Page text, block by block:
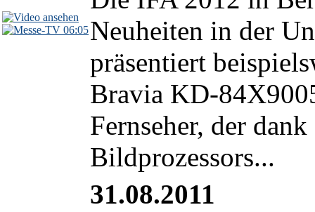
06:05Neuheiten in der
präsentiert
Bravia KD-
Fernseher, der
Bildprozessors...
31.08.2011